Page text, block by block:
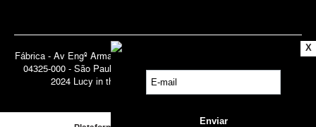
Fábrica - Av Engº Armando de Arruda Pereira, 3888 - Jabaquara | Cep
04325-000 - São Paulo - SP - Brasil CNPJ 71.947.691/0001-83 | ©
2024 Lucy in the Sky | Todos os direitos reservados.
X